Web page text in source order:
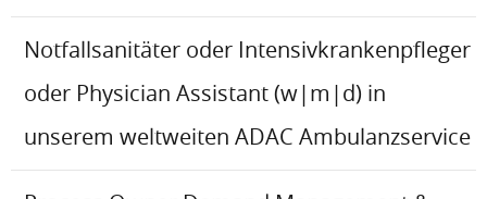
Notfallsanitäter oder Intensivkrankenpfleger
oder Physician Assistant (w|m|d) in
unserem weltweiten ADAC Ambulanzservice